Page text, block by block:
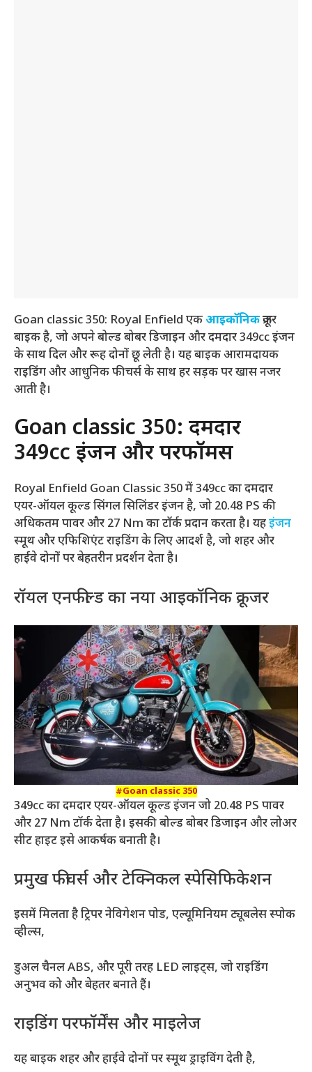
Goan classic 350: Royal Enfield एकआइकॉनिकक्रूजर
बाइक है, जो अपने बोल्ड बोबर डिजाइन और दमदार 349cc इंजन
के साथ दिल और रूह दोनों छू लेती है। यह बाइक आरामदायक
राइडिंग और आधुनिक फीचर्स के साथ हर सड़क पर खास नजर
आती है।
Goan classic 350: दमदार
349cc इंजन और परफॉर्मेंस
Royal Enfield Goan Classic 350 में 349cc का दमदार
एयर-ऑयल कूल्ड सिंगल सिलिंडर इंजन है, जो 20.48 PS की
अधिकतम पावर और 27 Nm का टॉर्क प्रदान करता है। यहइंजन
स्मूथ और एफिशिएंट राइडिंग के लिए आदर्श है, जो शहर और
हाईवे दोनों पर बेहतरीन प्रदर्शन देता है।
रॉयल एनफील्ड का नया आइकॉनिक क्रूजर
#Goan classic 350
349cc का दमदार एयर-ऑयल कूल्ड इंजन जो 20.48 PS पावर
और 27 Nm टॉर्क देता है। इसकी बोल्ड बोबर डिजाइन और लोअर
सीट हाइट इसे आकर्षक बनाती है।
प्रमुख फीचर्स और टेक्निकल स्पेसिफिकेशन
इसमें मिलता है ट्रिपर नेविगेशन पोड, एल्यूमिनियम ट्यूबलेस स्पोक
व्हील्स,
डुअल चैनल ABS, और पूरी तरह LED लाइट्स, जो राइडिंग
अनुभव को और बेहतर बनाते हैं।
राइडिंग परफॉर्मेंस और माइलेज
यह बाइक शहर और हाईवे दोनों पर स्मूथ ड्राइविंग देती है,